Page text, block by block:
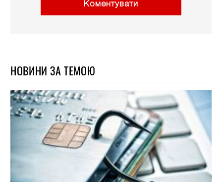
Коментувати
НОВИНИ ЗА ТЕМОЮ